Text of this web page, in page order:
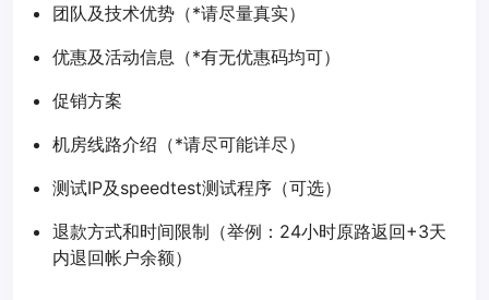
团队及技术优势（*请尽量真实）
优惠及活动信息（*有无优惠码均可）
促销方案
机房线路介绍（*请尽可能详尽）
测试IP及speedtest测试程序（可选）
退款方式和时间限制（举例：24小时原路返回+3天
内退回帐户余额）